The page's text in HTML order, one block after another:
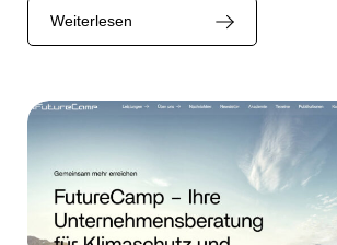
Weiterlesen